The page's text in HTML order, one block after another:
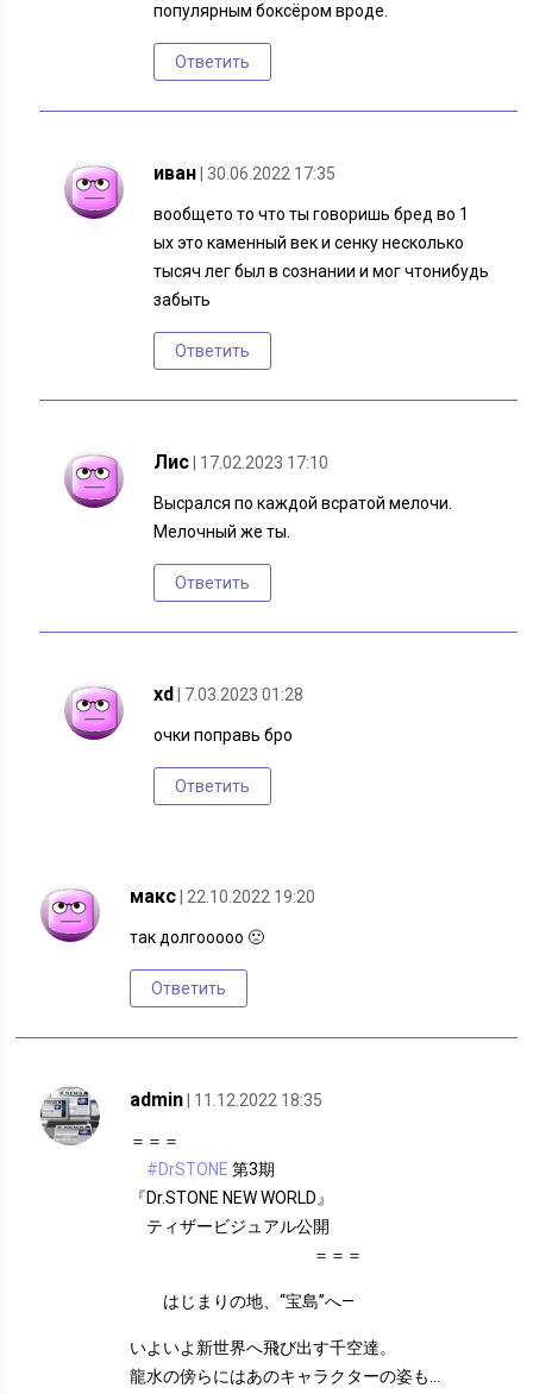
популярным боксёром вроде.
Ответить
иван | 30.06.2022 17:35
вообщето то что ты говоришь бред во 1
ых это каменный век и сенку несколько
тысяч лег был в сознании и мог чтонибудь
забыть
Ответить
Лис | 17.02.2023 17:10
Высрался по каждой всратой мелочи.
Мелочный же ты.
Ответить
xd | 7.03.2023 01:28
очки поправь бро
Ответить
макс | 22.10.2022 19:20
так долгооооо 🙁
Ответить
admin | 11.12.2022 18:35
＝＝＝
#DrSTONE 第3期
『Dr.STONE NEW WORLD』
ティザービジュアル公開
＝＝＝
はじまりの地、“宝島”へ—
いよいよ新世界へ飛び出す千空達。
龍水の傍らにはあのキャラクターの姿も…